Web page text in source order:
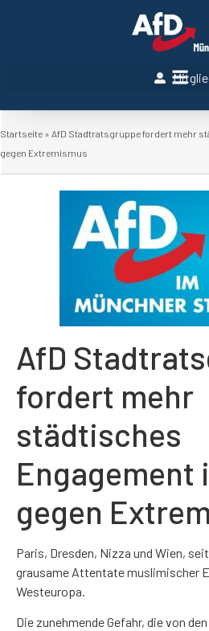
Startseite » AfD Stadtratsgruppe fordert mehr
gegen Extremismus
AfD
fordert mehr
städtisches
Engagement
gegen
Paris, Dresden, Nizza und Wien,
grausame Attentate muslimischer
Westeuropa.
Die zunehmende Gefahr, die von